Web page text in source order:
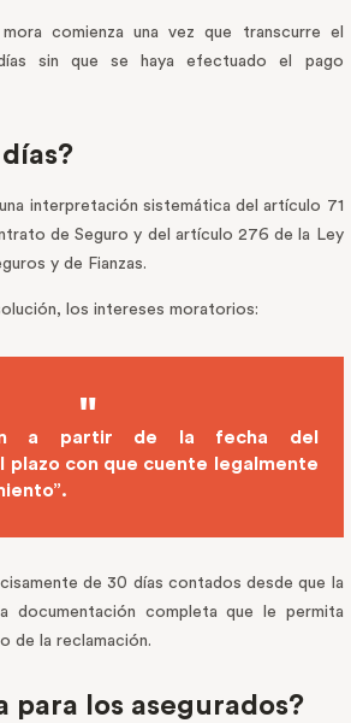
comienza una vez que transcurre el
sin que se haya efectuado el pago
interpretación sistemática del artículo 71
de Seguro y del artículo 276 de la Ley
y de Fianzas.
los intereses moratorios:
a partir de la fecha del
plazo con que cuente legalmente
de 30 días contados desde que la
documentación completa que le permita
de la reclamación.
para los asegurados?